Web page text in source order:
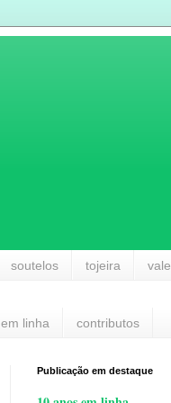
soutelos tojeira vale
linha contributos
Publicação em destaque